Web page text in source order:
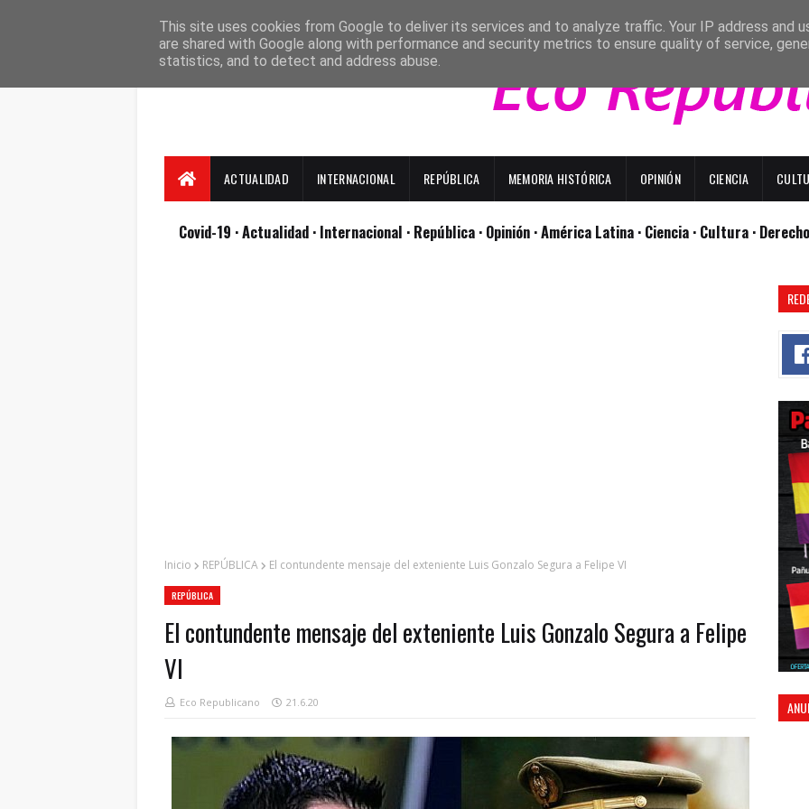
ACTUALIDAD INTERNACIONAL REPÚBLICA MEMORIA HISTÓRICA OPINIÓN CIENCIA
Covid-19 · Actualidad · Internacional · República · Opinión · América Latina · Ciencia · Cultura ·
Inicio REPÚBLICA El contundente mensaje del exteniente Luis Gonzalo Segura a Felipe VI
REPÚBLICA
El contundente mensaje del exteniente Luis Gonzalo Segura a Felipe
VI
Eco Republicano 21.6.20
This site uses cookies from Google to deliver its services and to analyze traffic. Your IP address and
are shared with Google along with performance and security metrics to ensure quality of service,
statistics, and to detect and address abuse.